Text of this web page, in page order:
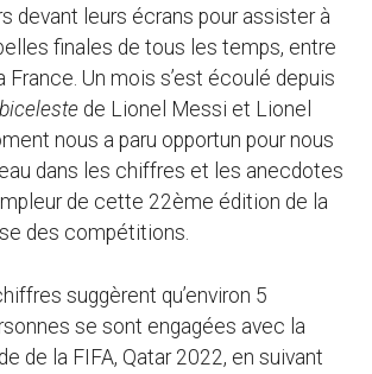
devant leurs écrans pour assister à
finales de tous les temps, entre
France. Un mois s’est écoulé depuis
de Lionel Messi et Lionel
nous a paru opportun pour nous
dans les chiffres et les anecdotes
de cette 22ème édition de la
des compétitions.
suggèrent qu’environ 5
se sont engagées avec la
de la FIFA, Qatar 2022, en suivant